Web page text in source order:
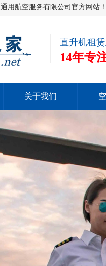
用航空服务有限公司官方网站
直升机租
14年专
关于我们